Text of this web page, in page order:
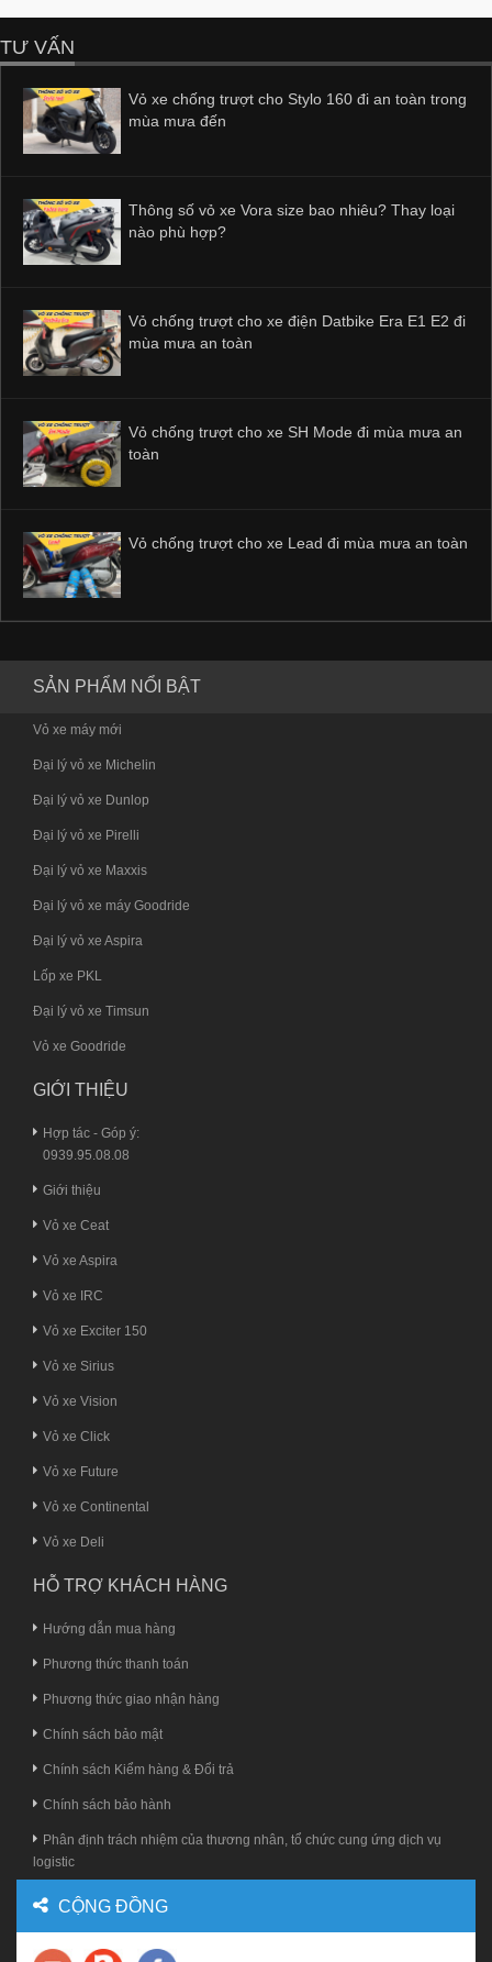
TƯ VẤN
Vỏ xe chống trượt cho Stylo 160 đi an toàn trong
mùa mưa đến
Thông số vỏ xe Vora size bao nhiêu? Thay loại
nào phù hợp?
Vỏ chống trượt cho xe điện Datbike Era E1 E2 đi
mùa mưa an toàn
Vỏ chống trượt cho xe SH Mode đi mùa mưa an
toàn
Vỏ chống trượt cho xe Lead đi mùa mưa an toàn
SẢN PHẨM NỔI BẬT
Vỏ xe máy mới
Đại lý vỏ xe Michelin
Đại lý vỏ xe Dunlop
Đại lý vỏ xe Pirelli
Đại lý vỏ xe Maxxis
Đại lý vỏ xe máy Goodride
Đại lý vỏ xe Aspira
Lốp xe PKL
Đại lý vỏ xe Timsun
Vỏ xe Goodride
GIỚI THIỆU
Hợp tác - Góp ý:
0939.95.08.08
Giới thiệu
Vỏ xe Ceat
Vỏ xe Aspira
Vỏ xe IRC
Vỏ xe Exciter 150
Vỏ xe Sirius
Vỏ xe Vision
Vỏ xe Click
Vỏ xe Future
Vỏ xe Continental
Vỏ xe Deli
HỖ TRỢ KHÁCH HÀNG
Hướng dẫn mua hàng
Phương thức thanh toán
Phương thức giao nhận hàng
Chính sách bảo mật
Chính sách Kiểm hàng & Đổi trả
Chính sách bảo hành
Phân định trách nhiệm của thương nhân, tổ chức cung ứng dịch vụ
logistic
CỘNG ĐỒNG